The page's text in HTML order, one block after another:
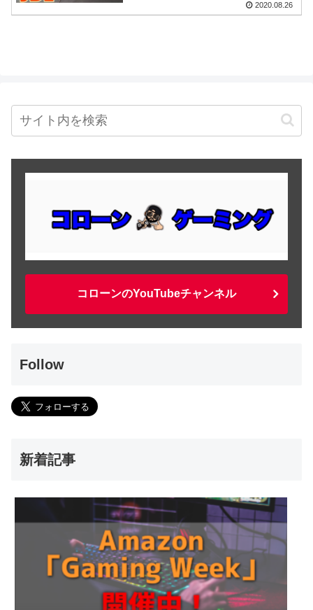
2020.08.26
コローンのYouTubeチャンネル
Follow
新着記事